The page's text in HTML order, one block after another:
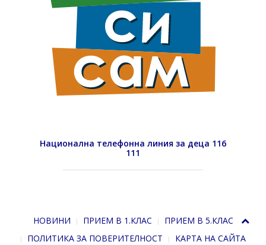
Национална телефонна линия за деца 116
111
НОВИНИ ПРИЕМ В 1.КЛАС
ПРИЕМ В 5.КЛАС
ПОЛИТИКА ЗА ПОВЕРИТЕЛНОСТ
КАРТА НА САЙТА